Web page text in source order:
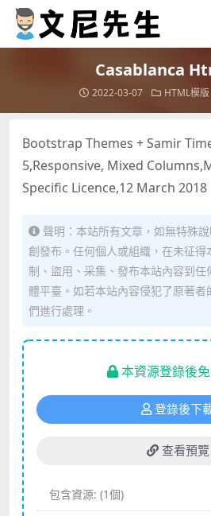
Casablanca
2022-03-07 HTML模版
Bootstrap Themes + Samir
5,Responsive, Mixed
Specific Licence,12 March 2018
聲明：本站所有文章，如無特殊
創發布。任何個人或組織，在未征得
制、盜用、采集、發布本站內容到任
體平臺。如若本站內容侵犯了原著
們進行處理。
本資源登錄後
登錄後下
查看預覽
包含資源: (1個)